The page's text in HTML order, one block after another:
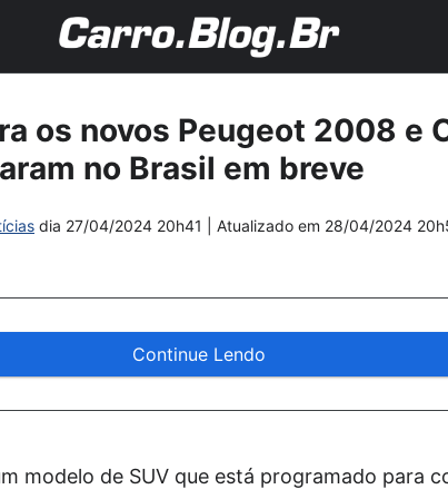
os novos Peugeot 2008 e
no Brasil em breve
dia 27/04/2024 20h41 | Atualizado em 28/04/2024
Continue Lendo
modelo de SUV que está programado para